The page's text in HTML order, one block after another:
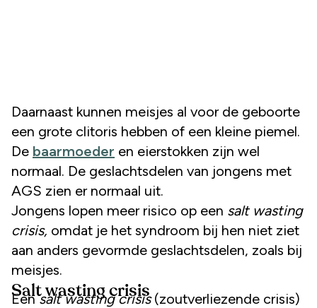
Daarnaast kunnen meisjes al voor de geboorte
een grote clitoris hebben of een kleine piemel.
De baarmoeder en eierstokken zijn wel
normaal. De geslachtsdelen van jongens met
AGS zien er normaal uit.
Jongens lopen meer risico op een salt wasting
crisis, omdat je het syndroom bij hen niet ziet
aan anders gevormde geslachtsdelen, zoals bij
meisjes.
Salt wasting crisis
Eensalt wasting crisis(zoutverliezende crisis)